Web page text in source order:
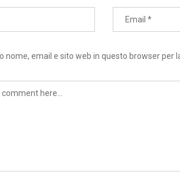
nome, email e sito web in questo browser per